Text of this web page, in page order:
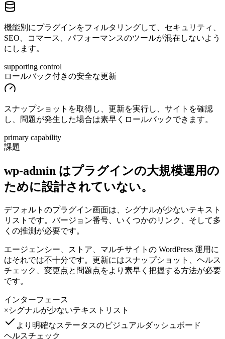
機能別にプラグインをフィルタリングして、セキュリティ、
SEO、コマース、パフォーマンスのツールが混在しないよう
にします。
supporting control
ロールバック付きの安全な更新
スナップショットを取得し、更新を実行し、サイトを確認
し、問題が発生した場合は素早くロールバックできます。
primary capability
課題
wp-admin はプラグインの大規模運用の
ために設計されていない。
デフォルトのプラグイン画面は、シグナルが少ないテキスト
リストです。バージョン番号、いくつかのリンク、そして多
くの推測が必要です。
エージェンシー、ストア、マルチサイトの WordPress 運用に
はそれでは不十分です。更新にはスナップショット、ヘルス
チェック、変更点と問題点をより素早く把握する方法が必要
です。
インターフェース
×シグナルが少ないテキストリスト
より明確なステータスのビジュアルダッシュボード
ヘルスチェック